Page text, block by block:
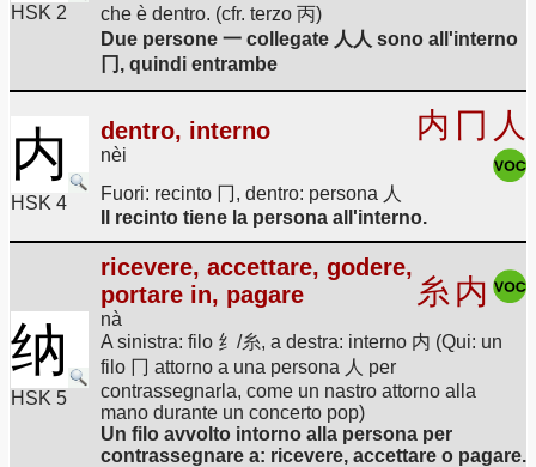
HSK 2
che è dentro. (cfr. terzo 丙)
Due persone 一 collegate 人人 sono all'interno
冂, quindi entrambe
内
HSK 4
dentro, interno
nèi
内 冂 人
Fuori: recinto 冂, dentro: persona 人
Il recinto tiene la persona all'interno.
纳
HSK 5
ricevere, accettare, godere,
portare in, pagare
nà
糸 内
A sinistra: filo 纟/糸, a destra: interno 内 (Qui: un
filo 冂 attorno a una persona 人 per
contrassegnarla, come un nastro attorno alla
mano durante un concerto pop)
Un filo avvolto intorno alla persona per
contrassegnare a: ricevere, accettare o pagare.